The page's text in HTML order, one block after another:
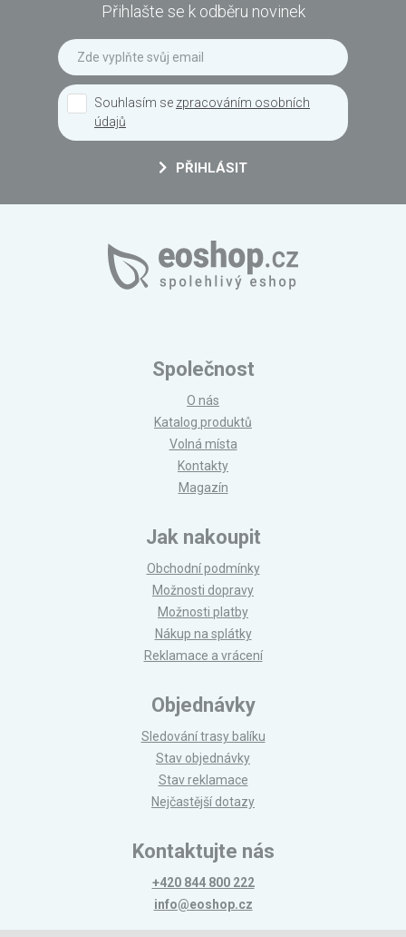
Přihlašte se k odběru novinek
Souhlasím se zpracováním osobních
údajů
PŘIHLÁSIT
Společnost
O nás
Katalog produktů
Volná místa
Kontakty
Magazín
Jak nakoupit
Obchodní podmínky
Možnosti dopravy
Možnosti platby
Nákup na splátky
Reklamace a vrácení
Objednávky
Sledování trasy balíku
Stav objednávky
Stav reklamace
Nejčastější dotazy
Kontaktujte nás
+420 844 800 222
info@eoshop.cz